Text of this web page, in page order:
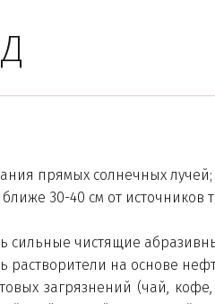
прямых солнечных лучей;
30-40 см от источников
сильные чистящие
растворители на основе
загрязнений (чай, кофе,